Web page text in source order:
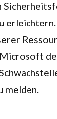
erleichtern.
melden.